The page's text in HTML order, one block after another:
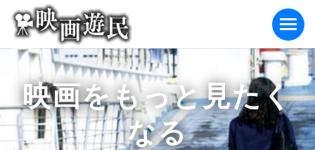
content
映画をもっと見たく
なる